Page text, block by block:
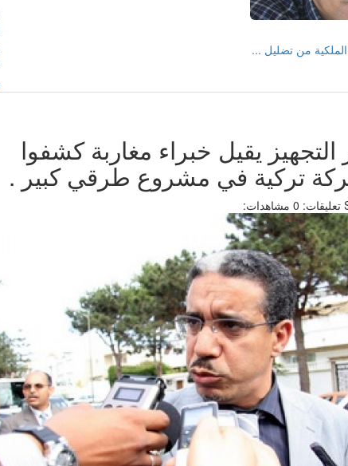
الملكية من تضليل ...
التجهيز يقيل خبراء مغاربة كشفوا
تركية في مشروع طرقي كبير .
تعليقات: 0 مشاهدات: